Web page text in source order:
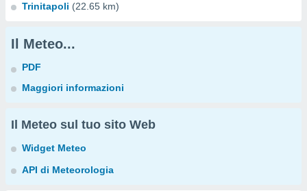
Trinitapoli (22.65 km)
Il Meteo...
PDF
Maggiori informazioni
Il Meteo sul tuo sito Web
Widget Meteo
API di Meteorologia